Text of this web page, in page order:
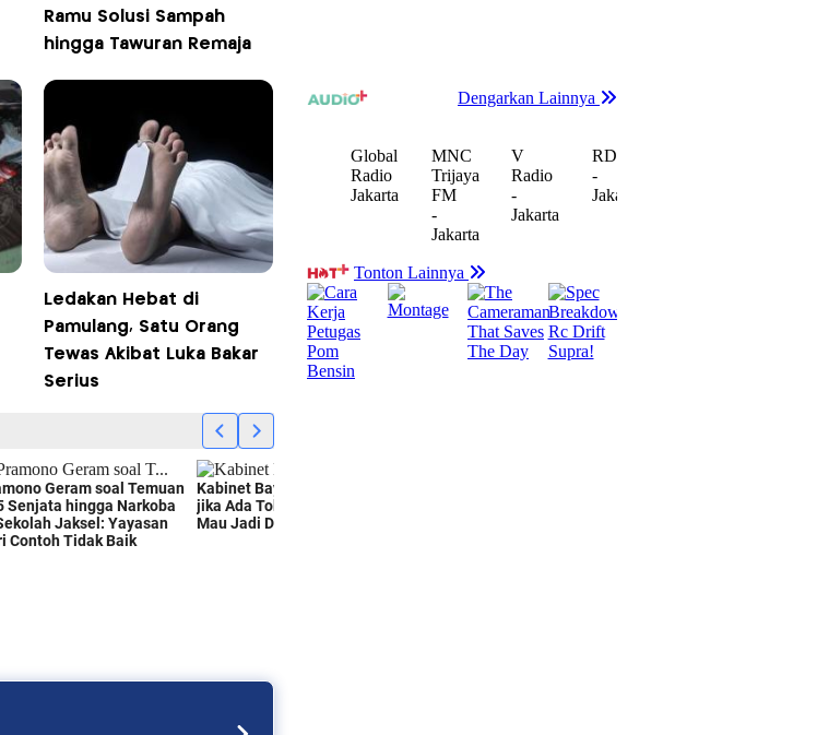
Ramu Solusi Sampah
hingga Tawuran Remaja
Ledakan Hebat di
Pamulang, Satu Orang
Tewas Akibat Luka Bakar
Serius